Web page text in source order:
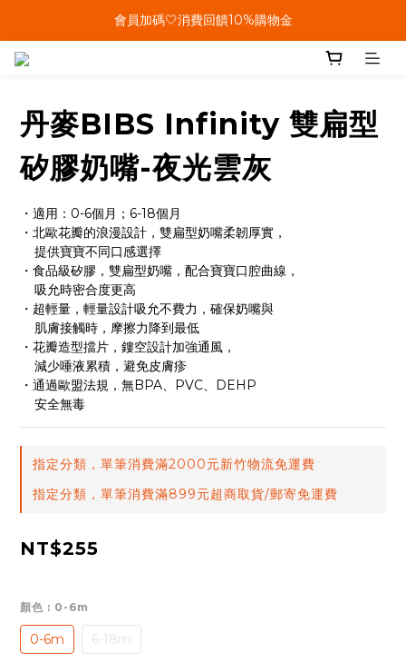
單筆結帳金額滿899🤍超取/郵寄免運費
會員加碼🤍消費回饋10%購物金
丹麥BIBS Infinity 雙扁型
矽膠奶嘴-夜光雲灰
・適用：0-6個月；6-18個月
・北歐花瓣的浪漫設計，雙扁型奶嘴柔韌厚實，
    提供寶寶不同口感選擇
・食品級矽膠，雙扁型奶嘴，配合寶寶口腔曲線，
    吸允時密合度更高
・超輕量，輕量設計吸允不費力，確保奶嘴與
    肌膚接觸時，摩擦力降到最低
・花瓣造型擋片，鏤空設計加強通風，
    減少唾液累積，避免皮膚疹
・通過歐盟法規，無BPA、PVC、DEHP
    安全無毒
指定分類，單筆消費滿2000元新竹物流免運費
指定分類，單筆消費滿899元超商取貨/郵寄免運費
NT$255
顏色 : 0-6m
0-6m 6-18m